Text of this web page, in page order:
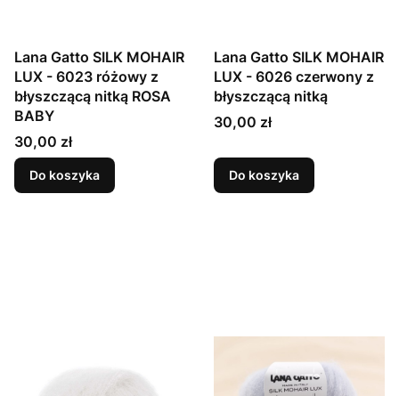
Lana Gatto SILK MOHAIR
LUX - 6023 różowy z
błyszczącą nitką ROSA
BABY
Cena
30,00 zł
Do koszyka
Lana Gatto SILK MOHAIR
LUX - 6026 czerwony z
błyszczącą nitką
Cena
30,00 zł
Do koszyka